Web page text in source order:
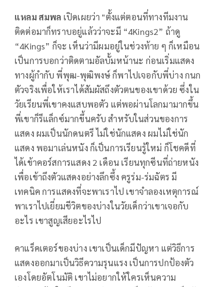
แหลม สมพล เปิดเผยว่า "ตั้งแต่ตอนที่ทางทีมงาน
ติดต่อมาก็ทราบอยู่แล้วว่าจะมี “4Kings2” ถ้าดู
“4Kings” ก็จะ เห็นว่ามีผมอยู่ในช่วงท้าย ๆ ก็เหมือน
เป็นการบอกว่าติดตามอัลบั้มหน้านะ ก่อนเริ่มแสดง
ทางผู้กำกับ พี่พุฒ-พุฒิพงษ์ ก็พาไปเจอกับพี่บ่าง กนก
ตัวจริงเพื่อให้เราได้สัมผัสถึงตัวตนของเขาด้วย ซึ่งใน
วัยเรียนพี่เขาคงแสบพอตัว แต่พอผ่านโลกมามากขึ้น
พี่เขาก็รีแล็กซ์มากขึ้นครับ สำหรับในส่วนของการ
แสดง ผมเป็นนักดนตรี ไม่ใช่นักแสดง ผมไม่ใช่นัก
แสดง พอมาเล่นหนัง ก็เป็นการเรียนรู้ใหม่ ก็โชคดีที่
ได้เข้าคอร์สการแสดง 2 เดือน เรียนทุกซีนที่ถ่ายหนัง
เพื่อเข้าถึงตัวแสดงอย่างลึกซึ้ง ครูร่ม-ร่มฉัตร มี
เทคนิค การแสดงที่จะพาเราไป เขาจำลองเหตุการณ์
พาเราไปเยี่ยมชีวิตของบ่างในวัยเด็กว่าเขาเจอกับ
อะไร เขาสูญเสียอะไรไป
คาแร็คเตอร์ของบ่าง เขาเป็นเด็กมีปัญหา แต่วิธีการ
แสดงออกมาเป็นวิธีความรุนแรง เป็นการปกป้องตัว
เองโดยอัตโนมัติ เขาไม่อยากให้ใครเห็นความ